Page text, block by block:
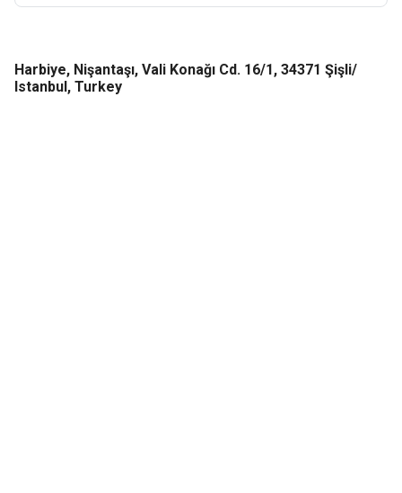
Harbiye, Nişantaşı, Vali Konağı Cd. 16/1, 34371 Şişli/
Istanbul, Turkey